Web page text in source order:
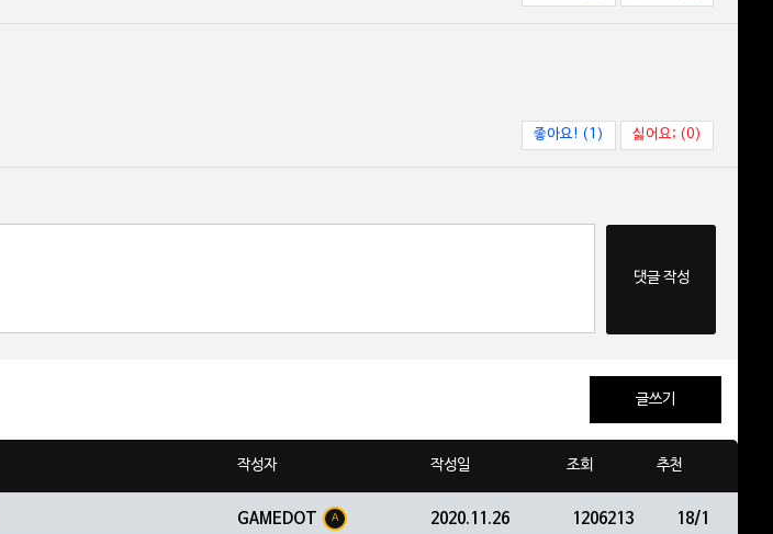
좋아요! (1) 싫어요; (0)
댓글 작성
글쓰기
작성자 작성일 조회 추천
GAMEDOT A 2020.11.26 1206213 18/1